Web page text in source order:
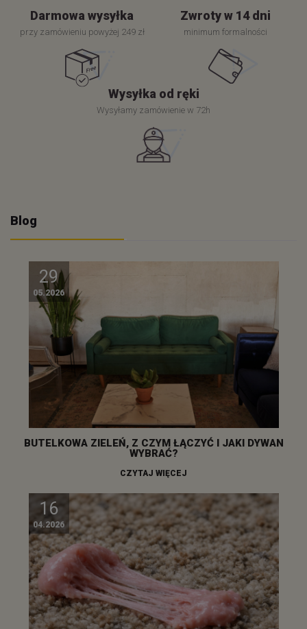
Darmowa wysyłka
przy zamówieniu powyżej 249 zł
Zwroty w 14 dni
minimum formalności
Wysyłka od ręki
Wysyłamy zamówienie w 72h
Blog
29
05.2026
BUTELKOWA ZIELEŃ, Z CZYM ŁĄCZYĆ I JAKI DYWAN
WYBRAĆ?
CZYTAJ WIĘCEJ
16
04.2026